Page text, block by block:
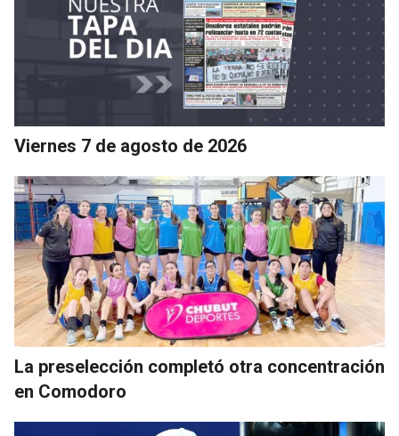
Viernes 7 de agosto de 2026
La preselección completó otra concentración
en Comodoro